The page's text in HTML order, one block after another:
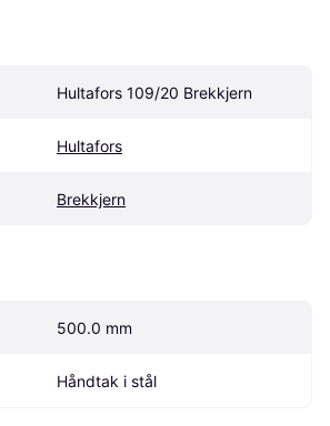
Hultafors 109/20 Brekkjern
Hultafors
Brekkjern
500.0 mm
Håndtak i stål